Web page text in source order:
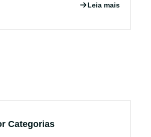
Leia mais
Categorias